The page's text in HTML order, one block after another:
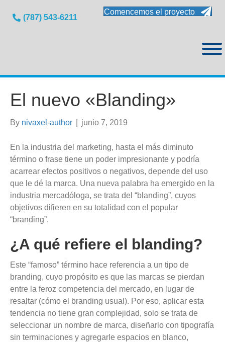
(787) 543-6211
Comencemos el proyecto
El nuevo «Blanding»
By nivaxel-author junio 7, 2019
En la industria del marketing, hasta el más diminuto
término o frase tiene un poder impresionante y podría
acarrear efectos positivos o negativos, depende del uso
que le dé la marca. Una nueva palabra ha emergido en la
industria mercadóloga, se trata del “blanding”, cuyos
objetivos difieren en su totalidad con el popular
“branding”.
¿A qué refiere el blanding?
Este “famoso” término hace referencia a un tipo de
branding, cuyo propósito es que las marcas se pierdan
entre la feroz competencia del mercado, en lugar de
resaltar (cómo el branding usual). Por eso, aplicar esta
tendencia no tiene gran complejidad, solo se trata de
seleccionar un nombre de marca, diseñarlo con tipografía
sin terminaciones y agregarle espacios en blanco,